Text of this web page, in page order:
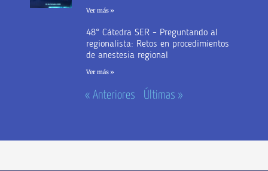
Ver más »
48° Cátedra SER – Preguntando al
regionalista: Retos en procedimientos
de anestesia regional
Ver más »
« Anteriores Últimas »